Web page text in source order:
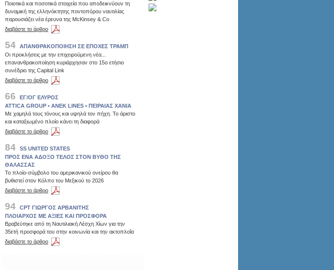
Ποιοτικά και ποσοτικά στοιχεία που αποδεικνύουν τη
δυναμική της ελληνόκτητης ποντοπόρου ναυτιλίας
παρουσιάζει νέα έρευνα της McKinsey & Cο
διαβάστε το άρθρο
54
ΑΠΑΝΘΡΑΚΟΠΟΙΗΣΗ ΣΕ ΕΠΟΧΕΣ ΤΡΑΜΠ
Οι προκλήσεις με την επιχειρούμενη νέα...
επανανθρακοποίηση κυριάρχησαν στο 15ο ετήσιο
συνέδριο της Capital Link
διαβάστε το άρθρο
66
ΕΓ/ΟΓ ΕΛΥΡΟΣ
ATTICA GROUP • ANEK LINES • ΠΕΙΡΑΙΑΣ ΧΑΝΙΑ
Με χαμηλά τους τόνους και υψηλά τον πήχη. Το άριστο
και καταξιωμένο πλοίο κάνει τη διαφορά
διαβάστε το άρθρο
84
SS UNITED STATES
ΠΡΟΣ ΕΝΑ AΔΟΞΟ ΤΕΛΟΣ ΣΤΟΝ ΒΥΘΟ ΤΗΣ
ΘΑΛΑΣΣΑΣ
Το πλοίο-σύμβολο του αμερικανικού ονείρου θα
βυθιστεί στον Κόλπο του Μεξικού το 2026
διαβάστε το άρθρο
94
CPT ΓΙΩΡΓΟΣ ΑΡΒΑΝΙΤΗΣ
ΠΛΟΙΑΡΧΟΣ ΜΕ ΑΞΙΕΣ ΚΑΙ ΠΡΟΣΦΟΡΑ
Βραβεύτηκε από τη Ναυτιλιακή Λέσχη Χίων για την
35ετή προσφορά του στην κοινωνία και την ακτοπλοΐα
διαβάστε το άρθρο